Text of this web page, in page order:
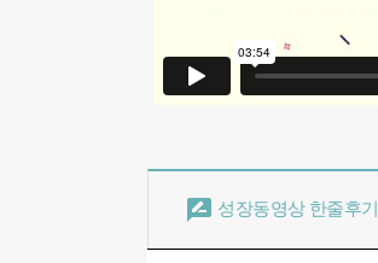
 성장동영상 한줄후기